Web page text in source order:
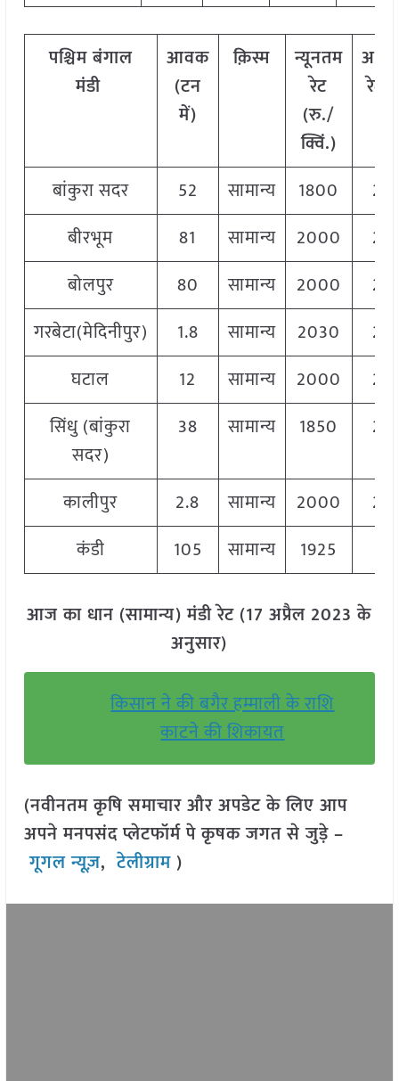
पश्चिमबंगाल
मंडी
आवक
(टन
में)
क़िस्म
न्यूनतम
रेट
(रु./
क्विं.)
रेट
बांकुरा सदर 52 सामान्य 1800
बीरभूम
81 सामान्य 2000
बोलपुर
80 सामान्य 2000
गरबेटा(मेदिनीपुर)
1.8 सामान्य 2030
घटाल
12 सामान्य 2000
सिंधु (बांकुरा
सदर)
38 सामान्य 1850
कालीपुर 2.8 सामान्य 2000
कंडी
105 सामान्य 1925
आज का धान (सामान्य) मंडी रेट (17 अप्रैल 2023 के
अनुसार)
किसान ने की बगैर हम्माली के राशि
काटने की शिकायत
(नवीनतम कृषि समाचार और अपडेट के लिए आप
अपने मनपसंद प्लेटफॉर्म पे कृषक जगत से जुड़े –
गूगल न्यूज़,टेलीग्राम )